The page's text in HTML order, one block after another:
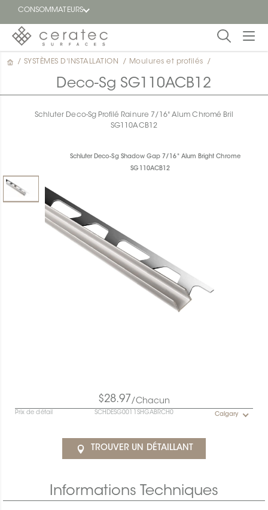
CONSOMMATEURS
En
vedette
détaillant
/ SYSTÈMES D'INSTALLATION / Moulures et profilés /
Deco-Sg SG110ACB12
Schluter Deco-Sg Profilé Rainure 7/16" Alum Chromé Bril
SG110ACB12
Schluter Deco-Sg Shadow Gap 7/16" Alum Bright Chrome
SG110ACB12
$28.97 /Chacun
Prix de détail SCHDESG0011SHGABRCH0 Calgary
TROUVER UN DÉTAILLANT
Informations Techniques